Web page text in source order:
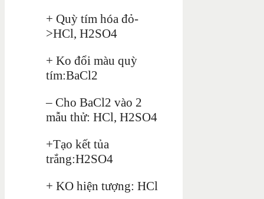
+ Quỳ tím hóa đỏ-
>HCl, H2SO4
+ Ko đổi màu quỳ
tím:BaCl2
– Cho BaCl2 vào 2
mẫu thử: HCl, H2SO4
+Tạo kết tủa
trắng:H2SO4
+ KO hiện tượng: HCl